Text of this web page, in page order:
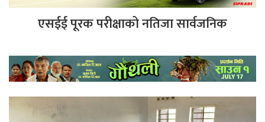
एसईई पूरक परीक्षाको नतिजा सार्वजनिक